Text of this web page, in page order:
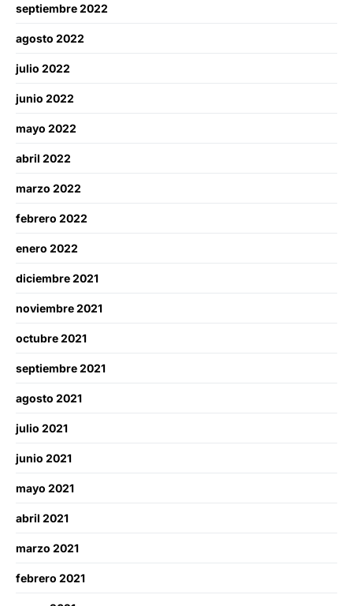
septiembre 2022
agosto 2022
julio 2022
junio 2022
mayo 2022
abril 2022
marzo 2022
febrero 2022
enero 2022
diciembre 2021
noviembre 2021
octubre 2021
septiembre 2021
agosto 2021
julio 2021
junio 2021
mayo 2021
abril 2021
marzo 2021
febrero 2021